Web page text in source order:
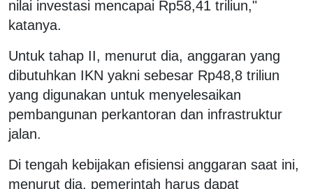
nilai investasi mencapai Rp58,41 triliun,"
katanya.
Untuk tahap II, menurut dia, anggaran yang
dibutuhkan IKN yakni sebesar Rp48,8 triliun
yang digunakan untuk menyelesaikan
pembangunan perkantoran dan infrastruktur
jalan.
Di tengah kebijakan efisiensi anggaran saat ini,
menurut dia, pemerintah harus dapat